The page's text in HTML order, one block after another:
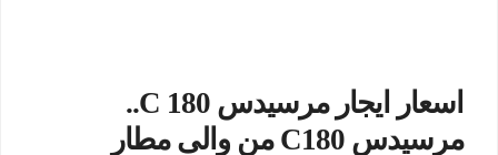
اسعار ايجار مرسيدس C 180..
مرسيدس C180 من والى مطار